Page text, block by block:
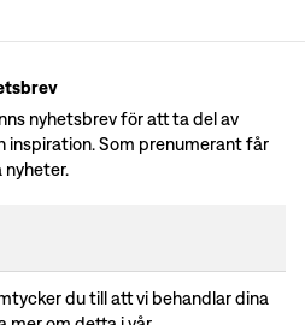
nyhetsbrev för att ta del av
inspiration. Som prenumerant får
nyheter.
du till att vi behandlar dina